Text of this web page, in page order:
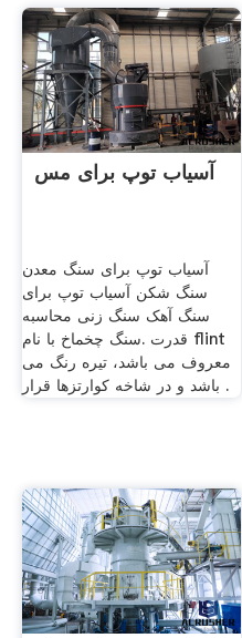
آسیاب توپ برای مس
آسیاب توپ برای سنگ معدن
سنگ شکن آسیاب توپ برای
سنگ آهک سنگ زنی محاسبه
قدرت .سنگ چخماخ با نام flint
معروف می باشد، تیره رنگ می
باشد و در شاخه کوارتزها قرار .